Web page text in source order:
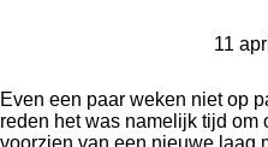
11
Even een paar weken niet op
reden het was namelijk tijd
voorzien van een nieuwe laag